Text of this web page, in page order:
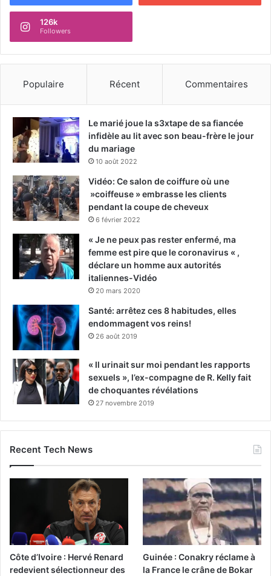
126k
Followers
Populaire Récent Commentaires
Le marié joue la s3xtape de sa fiancée
infidèle au lit avec son beau-frère le jour
du mariage
10 août 2022
Vidéo: Ce salon de coiffure où une
»coiffeuse » embrasse les clients
pendant la coupe de cheveux
6 février 2022
« Je ne peux pas rester enfermé, ma
femme est pire que le coronavirus « ,
déclare un homme aux autorités
italiennes-Vidéo
20 mars 2020
Santé: arrêtez ces 8 habitudes, elles
endommagent vos reins!
26 août 2019
« Il urinait sur moi pendant les rapports
sexuels », l’ex-compagne de R. Kelly fait
de choquantes révélations
27 novembre 2019
Recent Tech News
Côte d’Ivoire : Hervé Renard
redevient sélectionneur des
Guinée : Conakry réclame à
la France le crâne de Bokar